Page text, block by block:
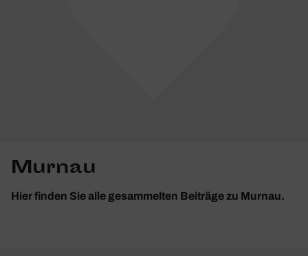
Murnau
Hier finden Sie alle gesammelten Beiträge zu Murnau.